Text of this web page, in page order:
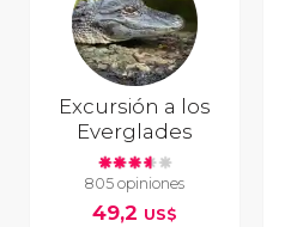
Excursión a los
Everglades
805 opiniones
49,2 US$